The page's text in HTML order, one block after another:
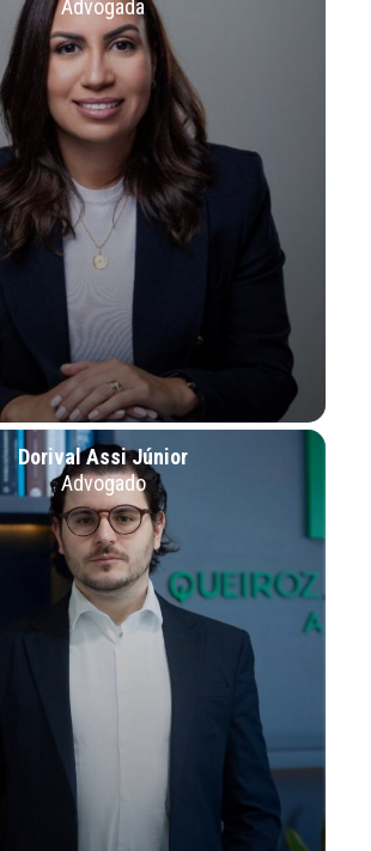
Advogada
Dorival Assi Júnior
Advogado